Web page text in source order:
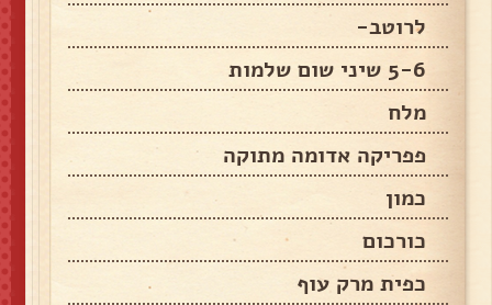
לרוטב-
5-6 שיני שום שלמות
מלח
פפריקה אדומה מתוקה
כמון
כורכום
כפית מרק עוף